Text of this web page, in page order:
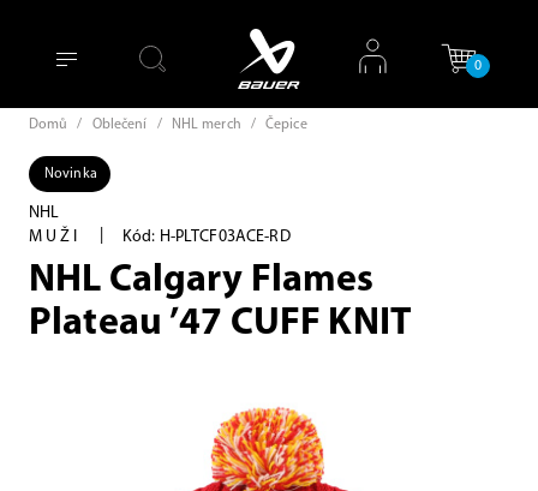
0
Domů / Oblečení / NHL merch / Čepice
Novinka
NHL
MUŽI
Kód: H-PLTCF03ACE-RD
NHL Calgary Flames
Plateau ’47 CUFF KNIT